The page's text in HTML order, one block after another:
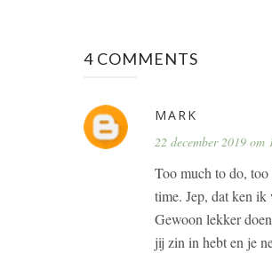
4 COMMENTS
MARK
22 december 2019 om
Too much to do,
time. Jep, dat ken ik
Gewoon lekker
jij zin in hebt en je